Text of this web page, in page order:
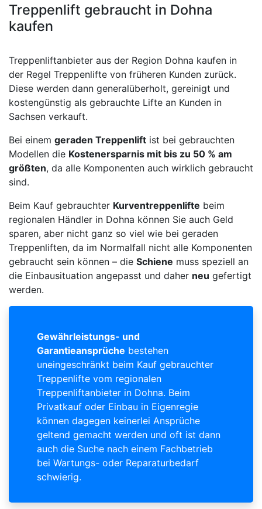
Treppenlift gebraucht in Dohna
kaufen
Treppenliftanbieter aus der Region Dohna kaufen in
der Regel Treppenlifte von früheren Kunden zurück.
Diese werden dann generalüberholt, gereinigt und
kostengünstig als gebrauchte Lifte an Kunden in
Sachsen verkauft.
Bei einem geraden Treppenlift ist bei gebrauchten
Modellen die Kostenersparnis mit bis zu 50 % am
größten, da alle Komponenten auch wirklich gebraucht
sind.
Beim Kauf gebrauchter Kurventreppenlifte beim
regionalen Händler in Dohna können Sie auch Geld
sparen, aber nicht ganz so viel wie bei geraden
Treppenliften, da im Normalfall nicht alle Komponenten
gebraucht sein können – die Schiene muss speziell an
die Einbausituation angepasst und daher neu gefertigt
werden.
Gewährleistungs- und
Garantieansprüche bestehen
uneingeschränkt beim Kauf gebrauchter
Treppenlifte vom regionalen
Treppenliftanbieter in Dohna. Beim
Privatkauf oder Einbau in Eigenregie
können dagegen keinerlei Ansprüche
geltend gemacht werden und oft ist dann
auch die Suche nach einem Fachbetrieb
bei Wartungs- oder Reparaturbedarf
schwierig.